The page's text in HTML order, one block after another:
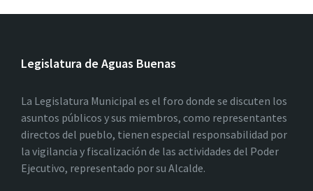
Legislatura de Aguas Buenas
La Legislatura Municipal es el foro donde se discuten los
asuntos públicos y sus miembros, como representantes
directos del pueblo, tienen especial responsabilidad por
la vigilancia y fiscalización de las actividades del Poder
Ejecutivo, representado por su Alcalde.